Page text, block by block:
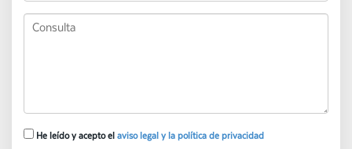
He leído y acepto el aviso legal y la política de privacidad